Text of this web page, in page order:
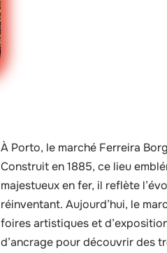
À Porto, le marché Ferreira
Construit en 1885, ce lieu
majestueux en fer, il reflète
réinventant. Aujourd’hui, le
foires artistiques et
d’ancrage pour découvrir des